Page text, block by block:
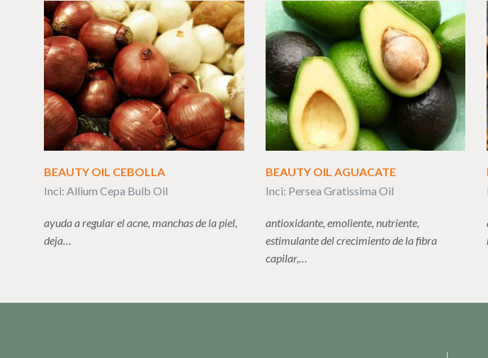
BEAUTY OIL CEBOLLA
Inci: Allium Cepa Bulb Oil
ayuda a regular el acne, manchas de la piel,
deja…
BEAUTY OIL AGUACATE
Inci: Persea Gratissima Oil
antioxidante, emoliente, nutriente,
estimulante del crecimiento de la fibra
capilar,…